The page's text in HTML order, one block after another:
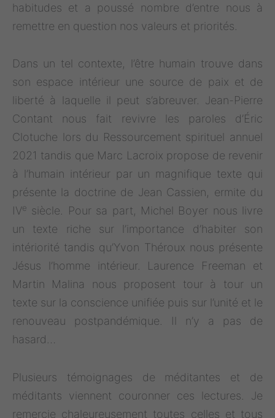
habitudes et a poussé nombre d’entre nous à
remettre en question nos valeurs et priorités.
Dans un tel contexte, l’être humain trouve dans
son espace intérieur une source de paix et de
liberté à laquelle il peut s’abreuver. Jean-Pierre
Contant nous fait revivre les paroles d’Éric
Clotuche lors du Ressourcement spirituel annuel
2021 tandis que Marc Lacroix propose de revenir
à l’humain intérieur par un magnifique texte qui
présente la doctrine de Jean Cassien, ermite du
IVe siècle. Pour sa part, Michel Boyer nous livre
un texte riche sur l’importance d’habiter son
intériorité tandis qu’Yvon Théroux nous présente
Jésus l’homme intérieur. Laurence Freeman et
Martin Malina nous proposent tour à tour un
texte sur la conscience unifiée puis sur l’unité et le
renouveau postpandémique. Il n’y a pas de
hasard…
Plusieurs témoignages de méditantes et de
méditants viennent couronner ces lectures. Je
remercie chaleureusement toutes celles et tous